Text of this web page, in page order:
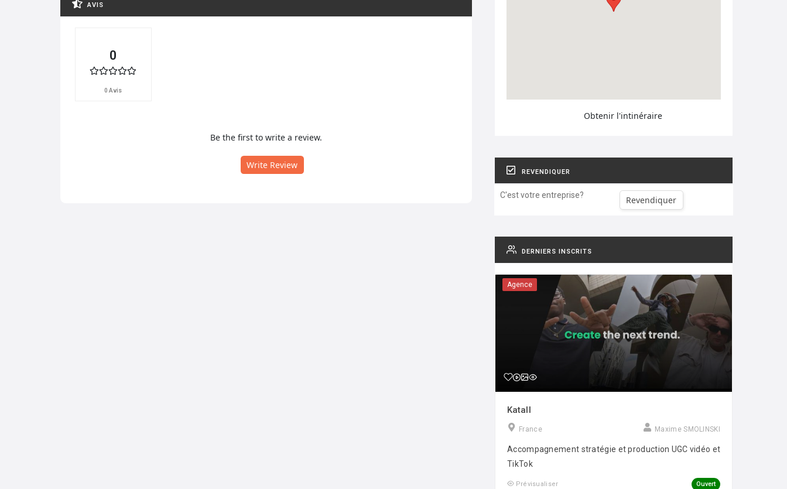
AVIS
0
0 Avis
Be the first to write a review.
Write Review
Obtenir l'intinéraire
REVENDIQUER
C'est votre entreprise? Revendiquer
DERNIERS INSCRITS
Agence
Katall
France Maxime SMOLINSKI
Accompagnement stratégie et production UGC vidéo et
TikTok
Prévisualiser Ouvert